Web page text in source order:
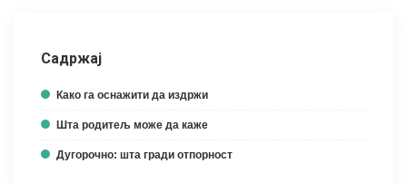
Садржај
Како га оснажити да издржи
Шта родитељ може да каже
Дугорочно: шта гради отпорност